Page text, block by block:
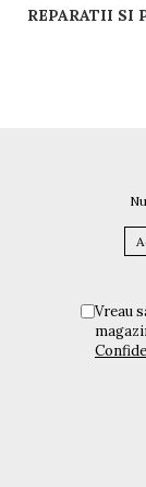
Vreau